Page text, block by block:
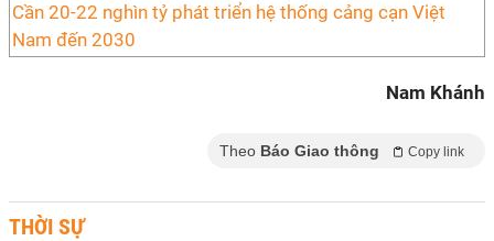
Cần 20-22 nghìn tỷ phát triển hệ thống cảng cạn Việt
Nam đến 2030
Nam Khánh
Theo Báo Giao thông Copy link
THỜI SỰ